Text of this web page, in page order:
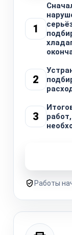
1
2
3
Работы